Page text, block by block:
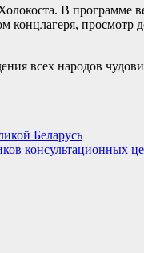
В
концлагеря,
всех народов
Беларусь
консультационных